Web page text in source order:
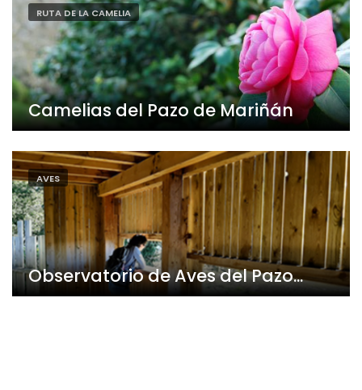
RUTA DE LA CAMELIA
Camelias del Pazo de Mariñán
AVES
Observatorio de Aves del Pazo...